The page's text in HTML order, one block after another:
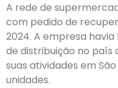
A rede de
com pedido de
2024. A empresa
de distribuição no
suas atividades em
unidades.